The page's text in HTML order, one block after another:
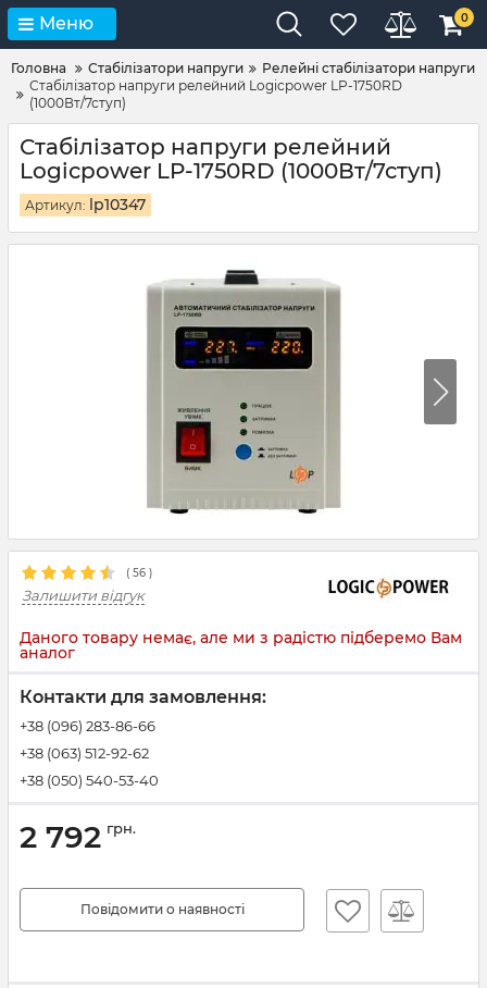
Меню 0
Головна Стабілізатори напруги
Релейні стабілізатори напруги
Стабілізатор напруги релейний Logicpower LP-1750RD
(1000Вт/7ступ)
Стабілізатор напруги релейний
Logicpower LP-1750RD (1000Вт/7ступ)
Артикул: lp10347
( 56 )
Залишити відгук
Даного товару немає, але ми з радістю підберемо Вам
аналог
Контакти для замовлення:
+38 (096) 283-86-66
+38 (063) 512-92-62
+38 (050) 540-53-40
2 792 грн.
Повідомити о наявності